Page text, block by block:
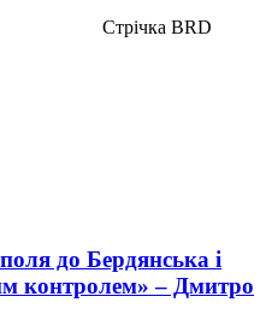
Стрічка BRD
до Бердянська і
контролем» – Дмитро